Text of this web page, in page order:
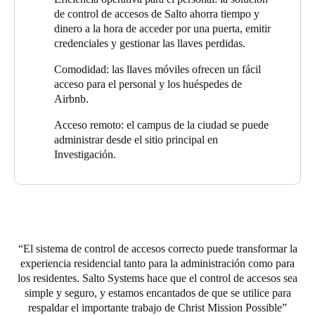
Y con estancias de residentes de entre una noche y un mes, la
organización necesitaba una solución de control de accesos que
no solo fuera segura, sino también flexible.
inteligencia distribuida en las cerraduras y las tarjetas para
administrar los requisitos de control de accesos fácilmente
mientras elimina problemas potenciales de control de llaves.
de una tarjeta de acceso, se puede eliminar instantáneamente del
sistema sin la necesidad ni el coste de cambiar las llaves o las
cerraduras.
Al comentar sobre la idoneidad de la solución de Salto, el
Director de Desarrollo de Negocio de INTEGRITY Locksmith
& Security, Daniel Walsh, dice: "Salto es una solución muy fácil
sistema de Salto. Su tarjeta inteligente caduca el día que se van,
por lo que no pueden entregarla a otras personas para que entren
al edificio. También les permite acceder al ascensor, que solo los
lleva al piso que ocupan; las mujeres tienen un piso para ellas, al
igual que los residentes masculinos. Las cerraduras electrónicas
de control de accesos de Salto ahorra tiempo y
dinero a la hora de acceder por una puerta, emitir
credenciales y gestionar las llaves perdidas.
Comodidad: las llaves móviles ofrecen un fácil
acceso para el personal y los huéspedes de
Airbnb.
Acceso remoto: el campus de la ciudad se puede
administrar desde el sitio principal en
Investigación.
El sistema de control de accesos correcto puede transformar la
experiencia residencial tanto para la administración como para
los residentes. Salto Systems hace que el control de accesos sea
simple y seguro, y estamos encantados de que se utilice para
respaldar el importante trabajo de Christ Mission Possible